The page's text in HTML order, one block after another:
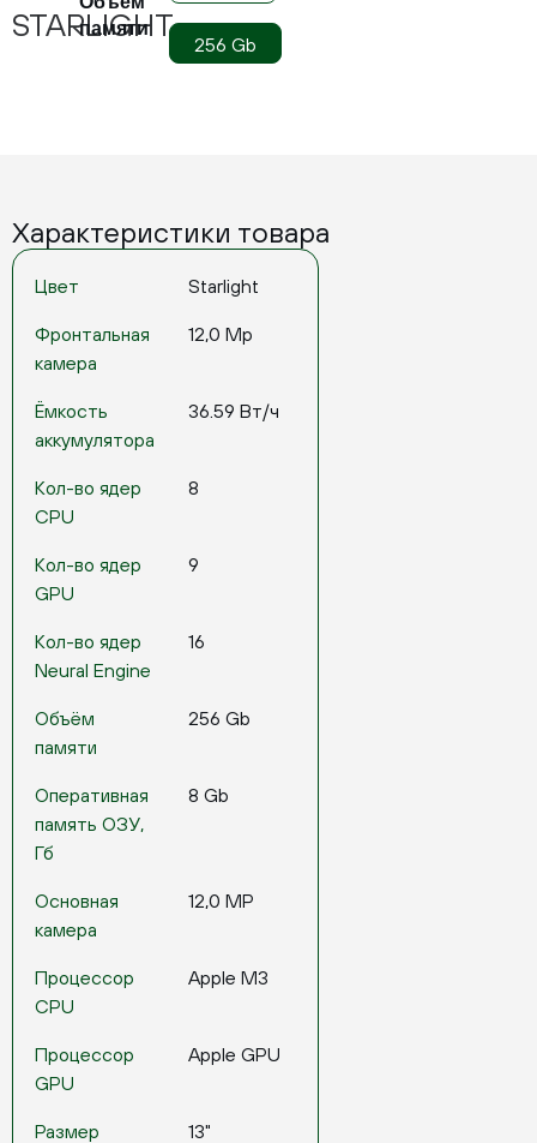
STARLIGHT
памяти
256 Gb
Характеристики товара
Цвет Starlight
Фронтальная
камера
12,0 Mp
Ёмкость
аккумулятора
36.59 Вт/ч
Кол-во ядер
CPU
8
Кол-во ядер
GPU
9
Кол-во ядер
Neural Engine
16
Объём
памяти
256 Gb
Оперативная
память ОЗУ,
Гб
8 Gb
Основная
камера
12,0 MP
Процессор
CPU
Apple M3
Процессор
GPU
Apple GPU
Размер
13"